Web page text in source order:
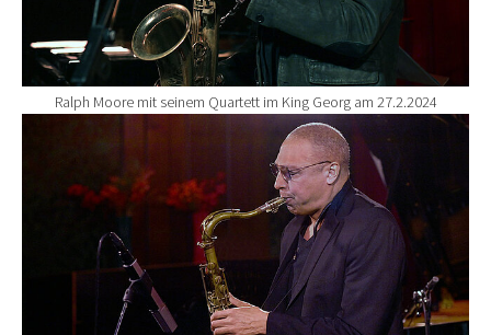
Ralph Moore mit seinem Quartett im King Georg am 27.2.2024
Show larger version for: